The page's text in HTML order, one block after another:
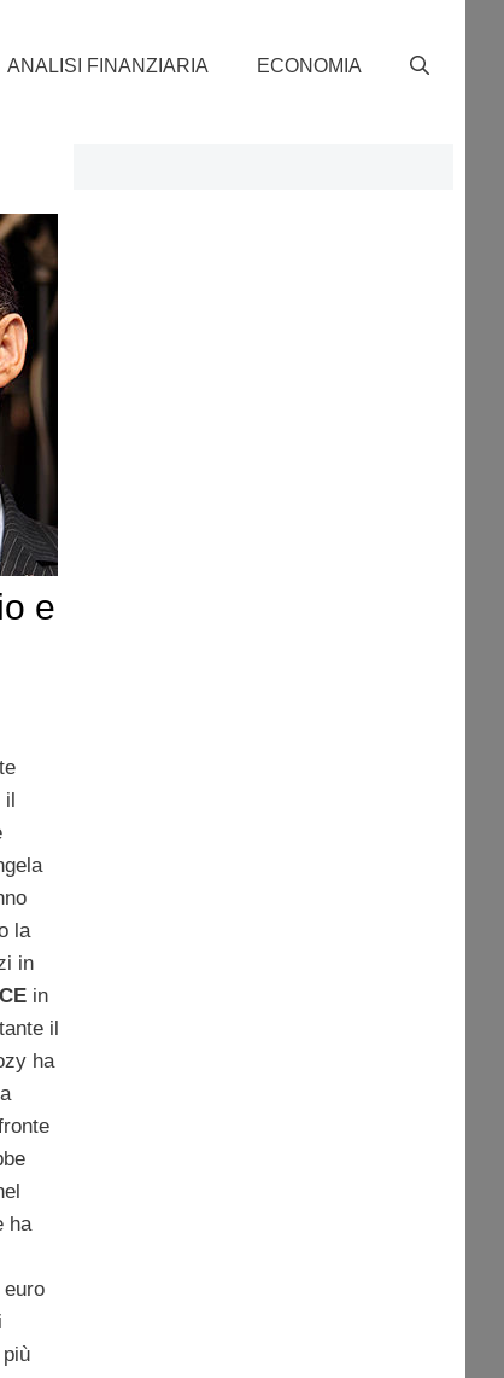
ANALISI FINANZIARIA ECONOMIA
e
il
la
in
in
il
ha
ha